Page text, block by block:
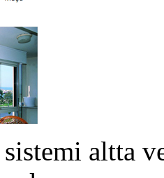
altta